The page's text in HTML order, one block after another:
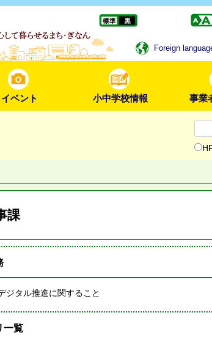
Foreign
イベント 小中学校情報 事業
課
ジタル推進に関すること
一覧